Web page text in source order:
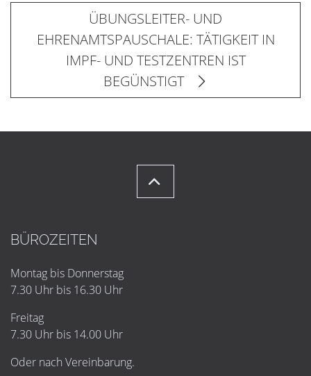
ÜBUNGSLEITER- UND
EHRENAMTSPAUSCHALE: TÄTIGKEIT IN
IMPF- UND TESTZENTREN IST
BEGÜNSTIGT
BÜROZEITEN
Montag bis Donnerstag
7.30 Uhr bis 16.30 Uhr
Freitag
7.30 Uhr bis 14.00 Uhr
Oder nach Vereinbarung.